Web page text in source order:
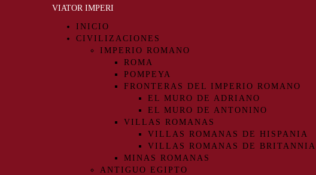
VIATOR IMPERI
INICIO
CIVILIZACIONES
IMPERIO ROMANO
ROMA
POMPEYA
FRONTERAS DEL IMPERIO ROMANO
EL MURO DE ADRIANO
EL MURO DE ANTONINO
VILLAS ROMANAS
VILLAS ROMANAS DE HISPANIA
VILLAS ROMANAS DE BRITANNIA
MINAS ROMANAS
ANTIGUO EGIPTO